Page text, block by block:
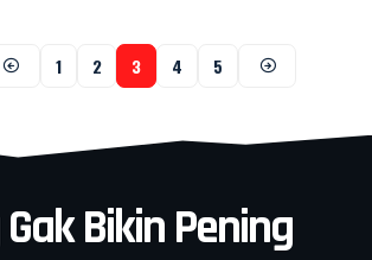
1 2 3 4 5
Bikin Pening